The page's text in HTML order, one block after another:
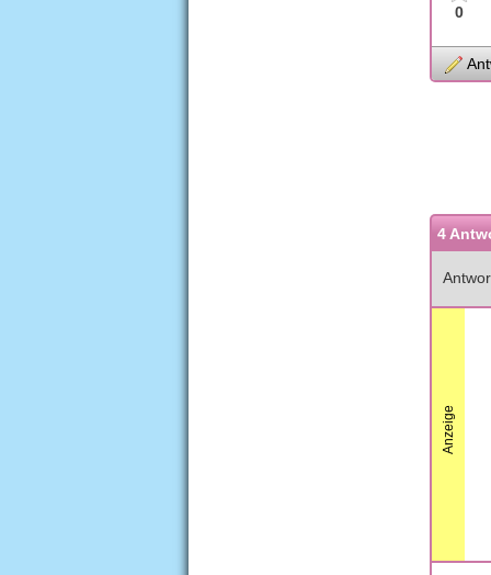
0
4
Anzeige